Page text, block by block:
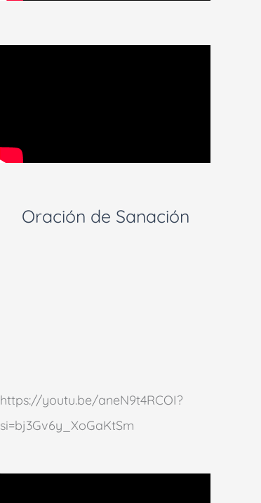
Oración de Sanación
https://youtu.be/aneN9t4RCOI?
si=bj3Gv6y_XoGaKtSm